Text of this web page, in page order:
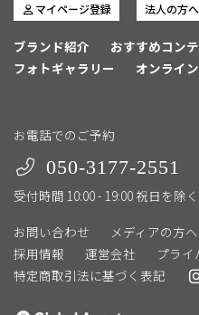
マイページ登録 法人の方へ
ブランド紹介 おすすめコン
フォトギャラリー
オンライ
お電話でのご予約
050-3177-2551
受付時間 10:00 - 19:00 祝日を除
お問い合わせ
メディアの方へ
採用情報
運営会社
プライ
特定商取引法に基づく表記